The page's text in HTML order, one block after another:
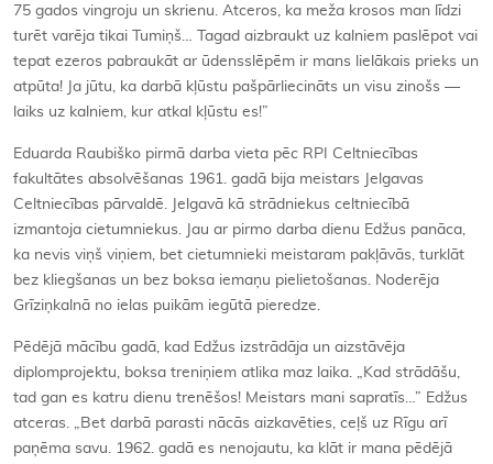
75 gados vingroju un skrienu. Atceros, ka meža krosos man līdzi
turēt varēja tikai Tumiņš… Tagad aizbraukt uz kalniem paslēpot vai
tepat ezeros pabraukāt ar ūdensslēpēm ir mans lielākais prieks un
atpūta! Ja jūtu, ka darbā kļūstu pašpārliecināts un visu zinošs —
laiks uz kalniem, kur atkal kļūstu es!”
Eduarda Raubiško pirmā darba vieta pēc RPI Celtniecības
fakultātes absolvēšanas 1961. gadā bija meistars Jelgavas
Celtniecības pārvaldē. Jelgavā kā strādniekus celtniecībā
izmantoja cietumniekus. Jau ar pirmo darba dienu Edžus panāca,
ka nevis viņš viņiem, bet cietumnieki meistaram pakļāvās, turklāt
bez kliegšanas un bez boksa iemaņu pielietošanas. Noderēja
Grīziņkalnā no ielas puikām iegūtā pieredze.
Pēdējā mācību gadā, kad Edžus izstrādāja un aizstāvēja
diplomprojektu, boksa treniņiem atlika maz laika. „Kad strādāšu,
tad gan es katru dienu trenēšos! Meistars mani sapratīs…” Edžus
atceras. „Bet darbā parasti nācās aizkavēties, ceļš uz Rīgu arī
paņēma savu. 1962. gadā es nenojautu, ka klāt ir mana pēdējā